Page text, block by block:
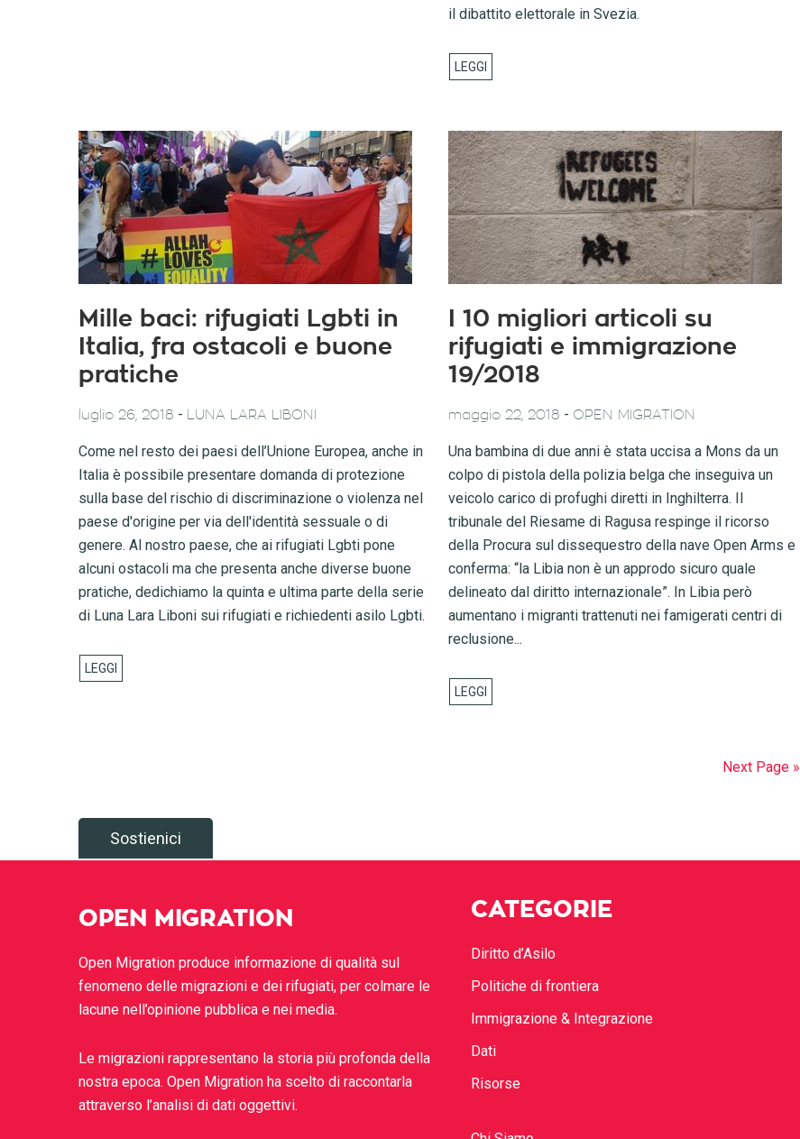
il dibattito elettorale in Svezia.
Mille baci: rifugiati Lgbti in
Italia, fra ostacoli e buone
pratiche
luglio 26, 2018 - LUNA LARA LIBONI
Come nel resto dei paesi dell’Unione Europea, anche in
Italia è possibile presentare domanda di protezione
sulla base del rischio di discriminazione o violenza nel
paese d'origine per via dell'identità sessuale o di
genere. Al nostro paese, che ai rifugiati Lgbti pone
alcuni ostacoli ma che presenta anche diverse buone
pratiche, dedichiamo la quinta e ultima parte della serie
di Luna Lara Liboni sui rifugiati e richiedenti asilo Lgbti.
I 10 migliori articoli su
rifugiati e immigrazione
19/2018
maggio 22, 2018 - OPEN MIGRATION
Una bambina di due anni è stata uccisa a Mons da un
colpo di pistola della polizia belga che inseguiva un
veicolo carico di profughi diretti in Inghilterra. Il
tribunale del Riesame di Ragusa respinge il ricorso
della Procura sul dissequestro della nave Open Arms e
conferma: “la Libia non è un approdo sicuro quale
delineato dal diritto internazionale”. In Libia però
aumentano i migranti trattenuti nei famigerati centri di
reclusione...
Next Page »
Sostienici
OPEN MIGRATION
Open Migration produce informazione di qualità sul
fenomeno delle migrazioni e dei rifugiati, per colmare le
lacune nell’opinione pubblica e nei media.
Le migrazioni rappresentano la storia più profonda della
nostra epoca. Open Migration ha scelto di raccontarla
attraverso l’analisi di dati oggettivi.
CATEGORIE
Diritto d’Asilo
Politiche di frontiera
Immigrazione & Integrazione
Dati
Risorse